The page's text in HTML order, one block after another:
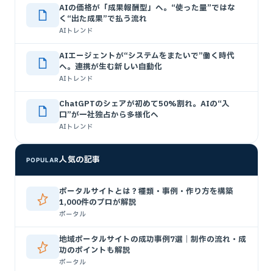
AIの価格が「成果報酬型」へ。“使った量”ではな
く“出た成果”で払う流れ
AIトレンド
AIエージェントが“システムをまたいで”働く時代
へ。連携が生む新しい自動化
AIトレンド
ChatGPTのシェアが初めて50%割れ。AIの“入
口”が一社独占から多様化へ
AIトレンド
POPULAR人気の記事
ポータルサイトとは？種類・事例・作り方を構築
1,000件のプロが解説
ポータル
地域ポータルサイトの成功事例7選｜制作の流れ・成
功のポイントも解説
ポータル